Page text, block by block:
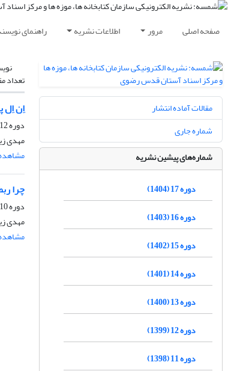
صفحه اصلی مرور اطلاعات نشریه راهنمای
تعداد
اِن اِل
دوره 12، شماره 46-47، شهریور 1399، صفحه
مهدی
چرا
دوره 10، شماره 40- 41، مهر 1397، صفحه
مهدی
مقالات آماده انتشار
شماره جاری
شماره‌های پیشین نشریه
دوره 17 (1404)
دوره 16 (1403)
دوره 15 (1402)
دوره 14 (1401)
دوره 13 (1400)
دوره 12 (1399)
دوره 11 (1398)